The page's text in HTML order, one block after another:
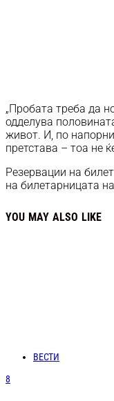
„Пробата треба да
одделува
живот. И, по
претстава – тоа не
Резервации на
на билетарницата
YOU MAY ALSO LIKE
ВЕСТИ
8